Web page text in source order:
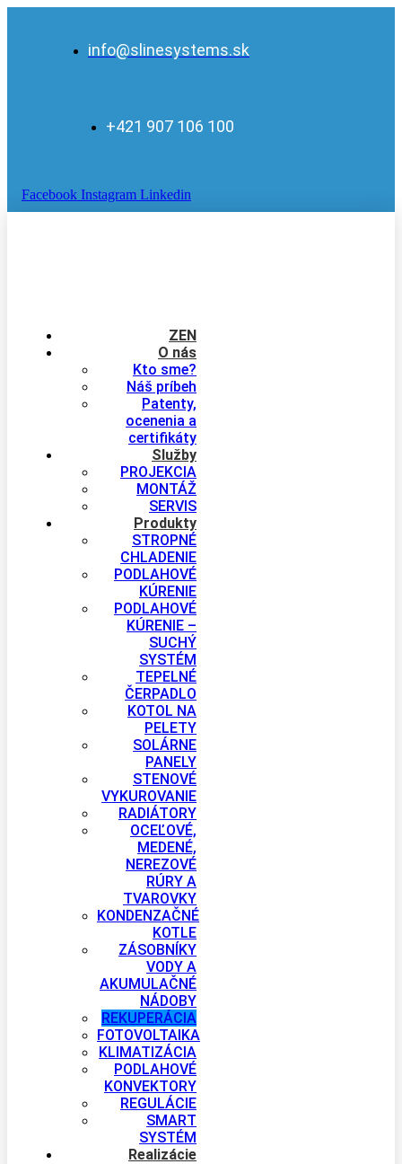
info@slinesystems.sk
+421 907 106 100
Facebook Instagram Linkedin
ZEN
O nás
Kto sme?
Náš príbeh
Patenty,
ocenenia a
certifikáty
Služby
PROJEKCIA
MONTÁŽ
SERVIS
Produkty
STROPNÉ
CHLADENIE
PODLAHOVÉ
KÚRENIE
PODLAHOVÉ
KÚRENIE –
SUCHÝ
SYSTÉM
TEPELNÉ
ČERPADLO
KOTOL NA
PELETY
SOLÁRNE
PANELY
STENOVÉ
VYKUROVANIE
RADIÁTORY
OCEĽOVÉ,
MEDENÉ,
NEREZOVÉ
RÚRY A
TVAROVKY
KONDENZAČNÉ
KOTLE
ZÁSOBNÍKY
VODY A
AKUMULAČNÉ
NÁDOBY
REKUPERÁCIA
FOTOVOLTAIKA
KLIMATIZÁCIA
PODLAHOVÉ
KONVEKTORY
REGULÁCIE
SMART
SYSTÉM
Realizácie